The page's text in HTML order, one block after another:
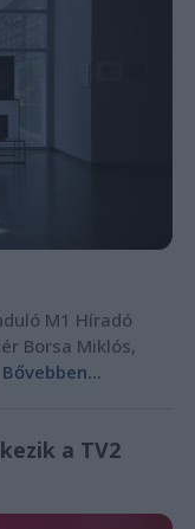
M1 Híradó
Borsa Miklós,
Bővebben...
a TV2